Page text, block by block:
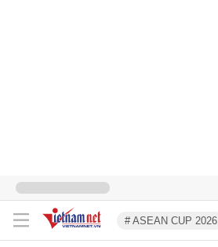
# ASEAN CUP 2026